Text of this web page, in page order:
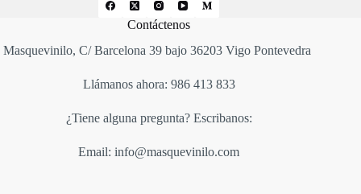
Contáctenos
Masquevinilo, C/ Barcelona 39 bajo 36203 Vigo Pontevedra
Llámanos ahora: 986 413 833
¿Tiene alguna pregunta? Escribanos:
Email: info@masquevinilo.com